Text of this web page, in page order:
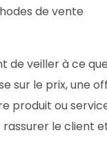
de vente
de veiller à ce que
sur le prix, une
produit ou
le client